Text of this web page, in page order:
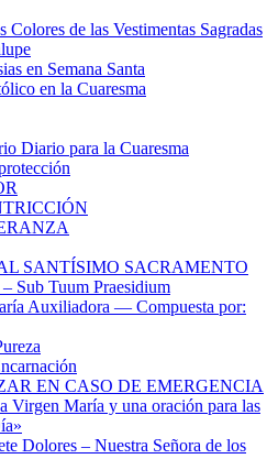
Colores de las Vestimentas Sagradas
en Semana Santa
en la Cuaresma
Diario para la Cuaresma
SANTÍSIMO SACRAMENTO
Sub Tuum Praesidium
Auxiliadora — Compuesta por:
EN CASO DE EMERGENCIA
Virgen María y una oración para las
Dolores – Nuestra Señora de los